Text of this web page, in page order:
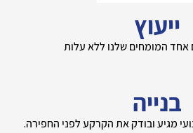
ייעוץ
אחד המומחים שלנו ללא עלות
בנייה
מגיע ובודק את הקרקע לפני החפירה.